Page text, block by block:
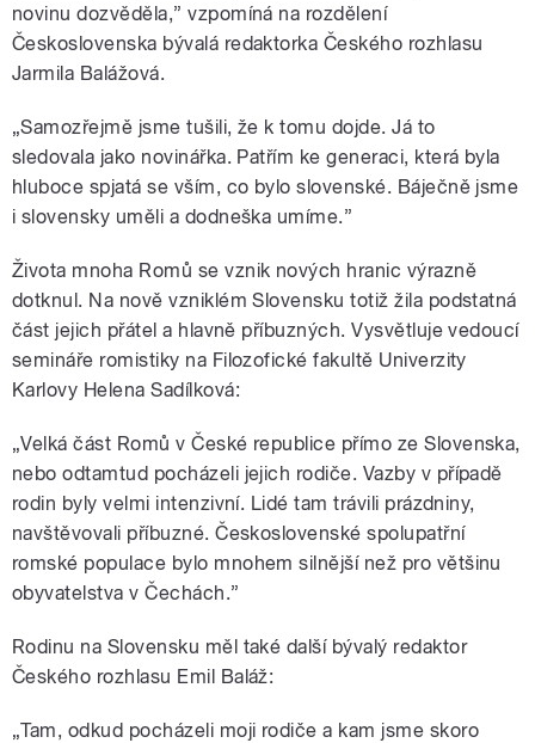
novinu dozvěděla,” vzpomíná na rozdělení
Československa bývalá redaktorka Českého rozhlasu
Jarmila Balážová.
„Samozřejmě jsme tušili, že k tomu dojde. Já to
sledovala jako novinářka. Patřím ke generaci, která byla
hluboce spjatá se vším, co bylo slovenské. Báječně jsme
i slovensky uměli a dodneška umíme.”
Života mnoha Romů se vznik nových hranic výrazně
dotknul. Na nově vzniklém Slovensku totiž žila podstatná
část jejich přátel a hlavně příbuzných. Vysvětluje vedoucí
semináře romistiky na Filozofické fakultě Univerzity
Karlovy Helena Sadílková:
„Velká část Romů v České republice přímo ze Slovenska,
nebo odtamtud pocházeli jejich rodiče. Vazby v případě
rodin byly velmi intenzivní. Lidé tam trávili prázdniny,
navštěvovali příbuzné. Československé spolupatřní
romské populace bylo mnohem silnější než pro většinu
obyvatelstva v Čechách.”
Rodinu na Slovensku měl také další bývalý redaktor
Českého rozhlasu Emil Baláž:
„Tam, odkud pocházeli moji rodiče a kam jsme skoro